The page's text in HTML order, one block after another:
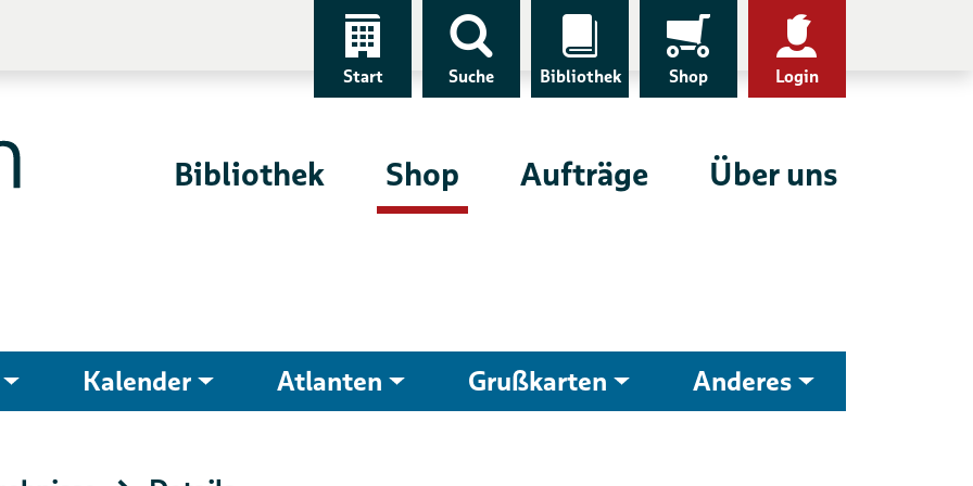
Start Suche Bibliothek Shop Login
Bibliothek Shop Aufträge Über uns
Kalender Atlanten Grußkarten Anderes